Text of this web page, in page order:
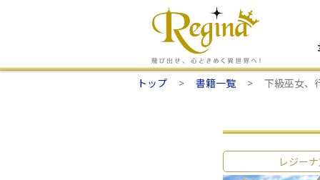
トップ 書籍一覧 下級巫女、
レジー